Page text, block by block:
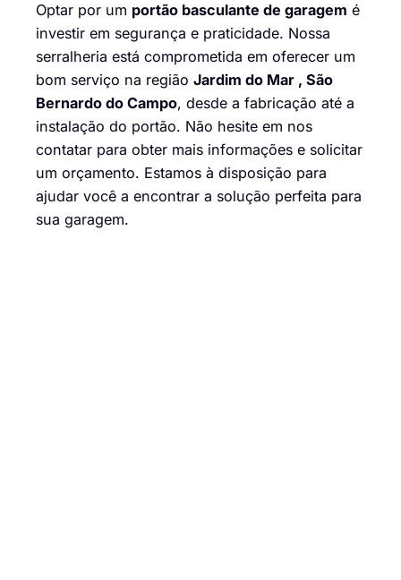
Optar por um portão basculante de garagem é
investir em segurança e praticidade. Nossa
serralheria está comprometida em oferecer um
bom serviço na região Jardim do Mar , São
Bernardo do Campo, desde a fabricação até a
instalação do portão. Não hesite em nos
contatar para obter mais informações e solicitar
um orçamento. Estamos à disposição para
ajudar você a encontrar a solução perfeita para
sua garagem.